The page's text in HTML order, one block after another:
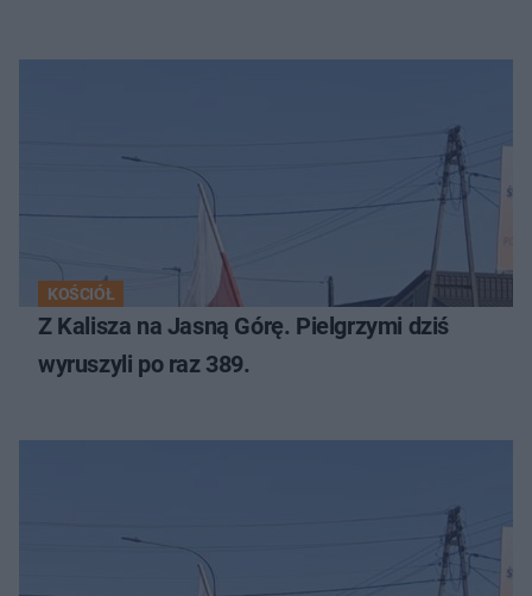
KOŚCIÓŁ
Z Kalisza na Jasną Górę. Pielgrzymi dziś
wyruszyli po raz 389.